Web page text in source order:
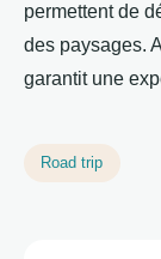
permettent de
des paysages.
garantit une
Road trip